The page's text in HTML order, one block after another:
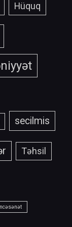
Hüquq
secilmis
Təhsil